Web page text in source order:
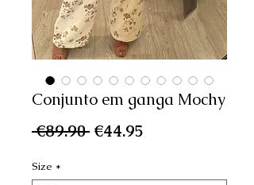
Conjunto em ganga Mochy
€89.90 Regular
€44.95Sale
Size *